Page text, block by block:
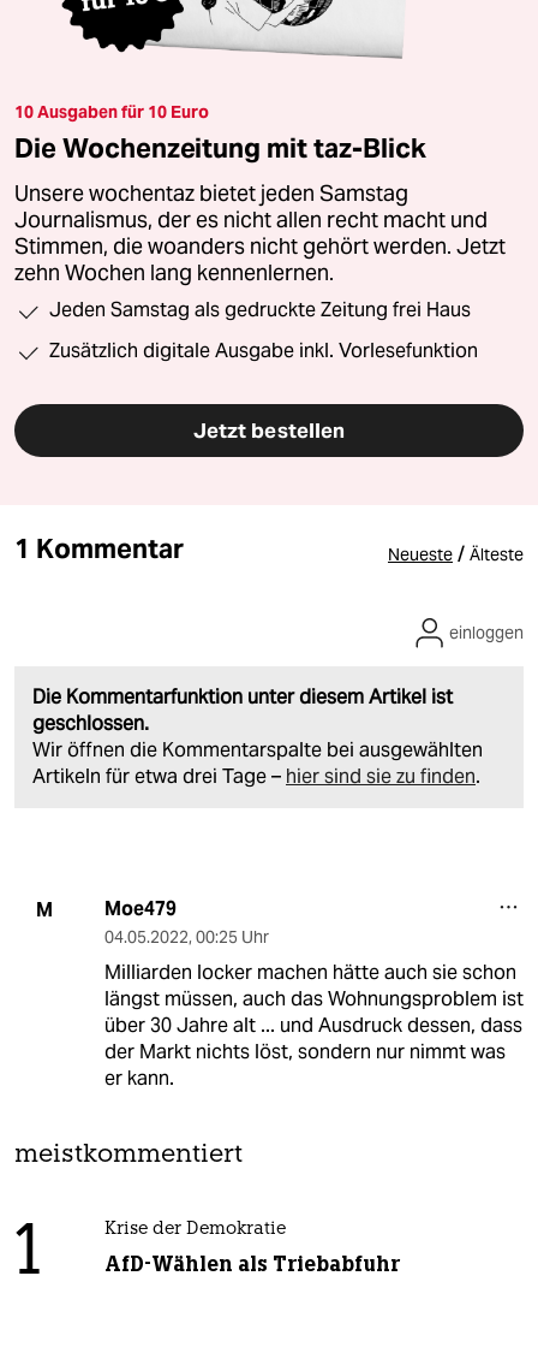
10 Ausgaben für 10 Euro
Die Wochenzeitung mit taz-Blick
Unsere wochentaz bietet jeden Samstag
Journalismus, der es nicht allen recht macht und
Stimmen, die woanders nicht gehört werden. Jetzt
zehn Wochen lang kennenlernen.
Jeden Samstag als gedruckte Zeitung frei Haus
Zusätzlich digitale Ausgabe inkl. Vorlesefunktion
Jetzt bestellen
1 Kommentar Neueste / Älteste
Die Kommentarfunktion unter diesem Artikel ist
geschlossen.
Wir öffnen die Kommentarspalte bei ausgewählten
Artikeln für etwa drei Tage – hier sind sie zu finden.
einloggen
M Moe479
04.05.2022, 00:25 Uhr
Milliarden locker machen hätte auch sie schon
längst müssen, auch das Wohnungsproblem ist
über 30 Jahre alt ... und Ausdruck dessen, dass
der Markt nichts löst, sondern nur nimmt was
er kann.
meistkommentiert
1 Krise der Demokratie
AfD-Wählen als Triebabfuhr